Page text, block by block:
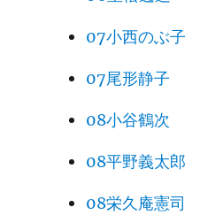
07小西のぶ子
07尾形静子
08小谷鶴次
08平野義太郎
08栄久庵憲司